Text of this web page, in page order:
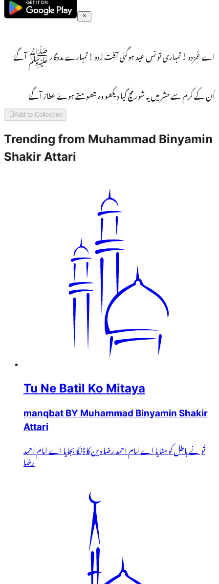
اے غمزدو ! تمہاری تو نس عید ہوگئی آفت زدو ! تمہارے مددگار ﷺ آگۓ
اُن کے کرم سے حشر میں یہ شور مچ گیا دیکھو وہ جھومتے ہوۓ عطارؔ آگۓ
Add to Collection
Trending from Muhammad Binyamin
Shakir Attari
Tu Ne Batil Ko Mitaya
manqbat BY Muhammad Binyamin Shakir
Attari
تُو نے باطل کو مٹایا اے امام احمد رضا دین کا ڈنکا بجایا اے امام احمد
رضا